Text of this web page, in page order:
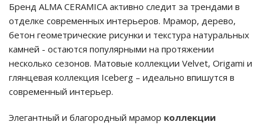
Бренд ALMA CERAMICA активно следит за трендами в
отделке современных интерьеров. Мрамор, дерево,
бетон геометрические рисунки и текстура натуральных
камней - остаются популярными на протяжении
несколько сезонов. Матовые коллекции Velvet, Origami и
глянцевая коллекция Iceberg – идеально впишутся в
современный интерьер.
Элегантный и благородный мрамор коллекции